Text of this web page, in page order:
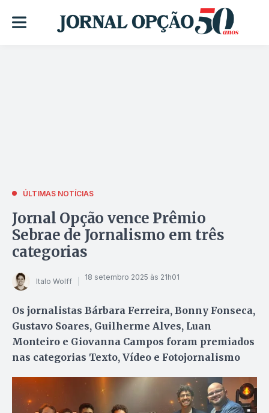
ÚLTIMAS NOTÍCIAS
Jornal Opção vence Prêmio
Sebrae de Jornalismo em três
categorias
Italo Wolff 18 setembro 2025 às 21h01
Os jornalistas Bárbara Ferreira, Bonny Fonseca,
Gustavo Soares, Guilherme Alves, Luan
Monteiro e Giovanna Campos foram premiados
nas categorias Texto, Vídeo e Fotojornalismo